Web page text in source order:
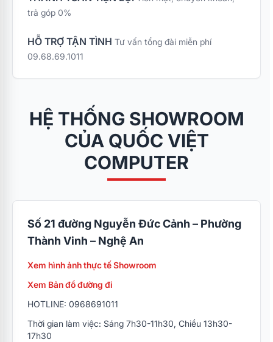
trả góp 0%
HỖ TRỢ TẬN TÌNH Tư vấn tổng đài miễn phí
09.68.69.1011
HỆ THỐNG SHOWROOM
CỦA QUỐC VIỆT
COMPUTER
Số 21 đường Nguyễn Đức Cảnh – Phường
Thành Vinh – Nghệ An
Xem hình ảnh thực tế Showroom
Xem Bản đồ đường đi
HOTLINE: 0968691011
Thời gian làm việc: Sáng 7h30-11h30, Chiều 13h30-
17h30